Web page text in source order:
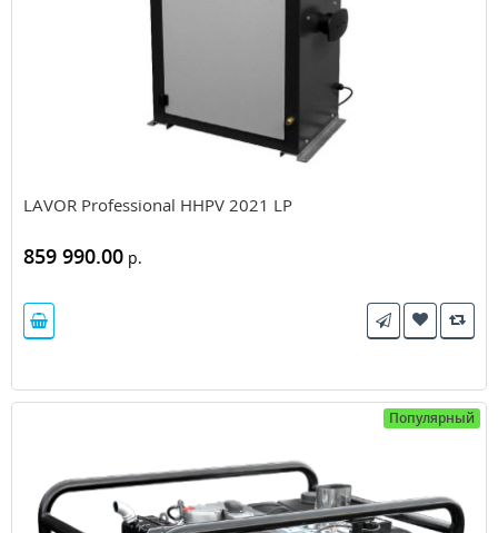
LAVOR Professional HHPV 2021 LP
859 990.00 р.
Популярный